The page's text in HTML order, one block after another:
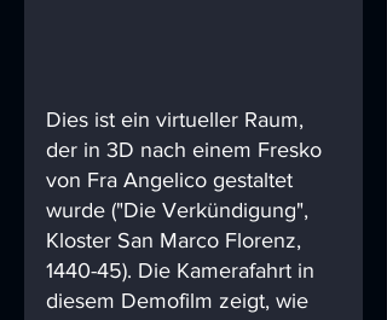
Dies ist ein virtueller Raum,
der in 3D nach einem Fresko
von Fra Angelico gestaltet
wurde ("Die Verkündigung",
Kloster San Marco Florenz,
1440-45). Die Kamerafahrt in
diesem Demofilm zeigt, wie